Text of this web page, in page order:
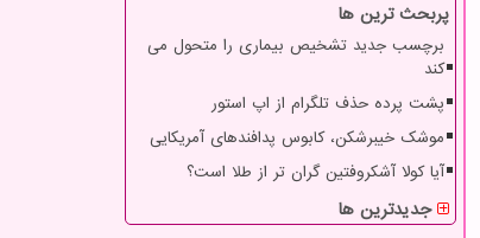
پربحث ترین ها
برچسب جدید تشخیص بیماری را متحول می
کند
پشت پرده حذف تلگرام از اپ استور
موشک خیبرشکن، کابوس پدافندهای آمریکایی
آیا کولا آشکروفتین گران تر از طلا است؟
جدیدترین ها